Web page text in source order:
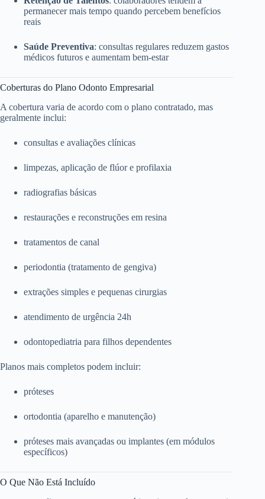
permanecer mais tempo quando percebem benefícios
reais
Saúde Preventiva: consultas regulares reduzem gastos
médicos futuros e aumentam bem-estar
Coberturas do Plano Odonto Empresarial
A cobertura varia de acordo com o plano contratado, mas
geralmente inclui:
consultas e avaliações clínicas
limpezas, aplicação de flúor e profilaxia
radiografias básicas
restaurações e reconstruções em resina
tratamentos de canal
periodontia (tratamento de gengiva)
extrações simples e pequenas cirurgias
atendimento de urgência 24h
odontopediatria para filhos dependentes
Planos mais completos podem incluir:
próteses
ortodontia (aparelho e manutenção)
próteses mais avançadas ou implantes (em módulos
específicos)
O Que Não Está Incluído